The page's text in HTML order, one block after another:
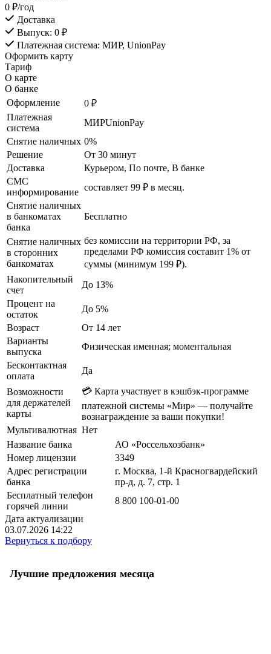
0 ₽/год
Доставка
Выпуск: 0 ₽
Платежная система: МИР, UnionPay
Оформить карту
Тариф
О карте
О банке
Оформление
0 ₽
Платежная
система
МИРUnionPay
Снятие наличных 0%
Решение
От 30 минут
Доставка
Курьером, По почте, В банке
СМС
информирование составляет 99 ₽ в месяц.
Снятие наличных
в банкоматах
банка
Бесплатно
Снятие наличных
в сторонних
банкоматах
без комиссии на территории РФ, за
пределами РФ комиссия составит 1% от
суммы (минимум 199 ₽).
Накопительный
счет
До 13%
Процент на
остаток
До 5%
Возраст
От 14 лет
Варианты
выпуска
Физическая именная; моментальная
Бесконтактная
оплата
Да
Возможности
для держателей
карты
💳 Карта участвует в кэшбэк-программе
платежной системы «Мир» — получайте
вознаграждение за ваши покупки!
Мультивалютная Нет
Название банка
АО «Россельхозбанк»
Номер лицензии
3349
Адрес регистрации
банка
г. Москва, 1-й Красногвардейский
пр-д, д. 7, стр. 1
Бесплатный телефон
горячей линии
8 800 100-01-00
Дата актуализации
03.07.2026 14:22
Вернуться к подбору
Лучшие предложения месяца